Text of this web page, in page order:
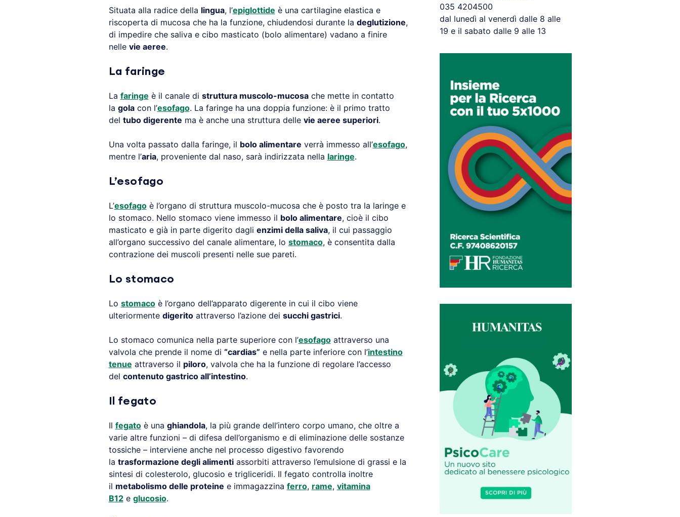
Situata alla radice della lingua, l’epiglottide è una cartilagine elastica e
riscoperta di mucosa che ha la funzione, chiudendosi durante la deglutizione,
di impedire che saliva e cibo masticato (bolo alimentare) vadano a finire
nelle vie aeree.
La faringe
La faringe è il canale di struttura muscolo-mucosache mette in contatto
la golacon l’esofago. La faringe ha una doppia funzione: è il primo tratto
del tubo digerente ma è anche una struttura delle vie aeree superiori.
Una volta passato dalla faringe, il bolo alimentare verrà immesso all’esofago,
mentre l’aria, proveniente dal naso, sarà indirizzata nella laringe.
L’esofago
L’esofagoè l’organo di struttura muscolo-mucosa che è posto tra la laringe e
lo stomaco. Nello stomaco viene immesso il bolo alimentare, cioè il cibo
masticato e già in parte digerito dagli enzimi della saliva, il cui passaggio
all’organo successivo del canale alimentare, lo stomaco, è consentita dalla
contrazione dei muscoli presenti nelle sue pareti.
Lo stomaco
Lo stomacoè l’organo dell’apparato digerente in cui il cibo viene
ulteriormente digeritoattraverso l’azione dei succhi gastrici.
Lo stomaco comunica nella parte superiore con l’esofagoattraverso una
valvola che prende il nome di “cardias” e nella parte inferiore con l’intestino
tenue attraverso il piloro, valvola che ha la funzione di regolare l’accesso
del contenuto gastrico all’intestino.
Il fegato
Il fegatoè una ghiandola, la più grande dell’intero corpo umano, che oltre a
varie altre funzioni – di difesa dell’organismo e di eliminazione delle sostanze
tossiche – interviene anche nel processo digestivo favorendo
la trasformazione degli alimentiassorbiti attraverso l’emulsione di grassi e la
sintesi di colesterolo, glucosio e trigliceridi. Il fegato controlla inoltre
il metabolismo delle proteine e immagazzina ferro, rame, vitamina
B12e glucosio.
035 4204500
dal lunedì al venerdì dalle 8 alle
19 e il sabato dalle 9 alle 13